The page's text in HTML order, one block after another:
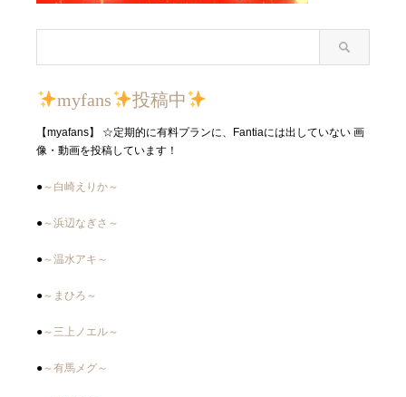
myfans 投稿中
【myafans】 ☆定期的に有料プランに、Fantiaには出していない 画
像・動画を投稿しています！
●～白崎えりか～
●～浜辺なぎさ～
●～温水アキ～
●～まひろ～
●～三上ノエル～
●～有馬メグ～